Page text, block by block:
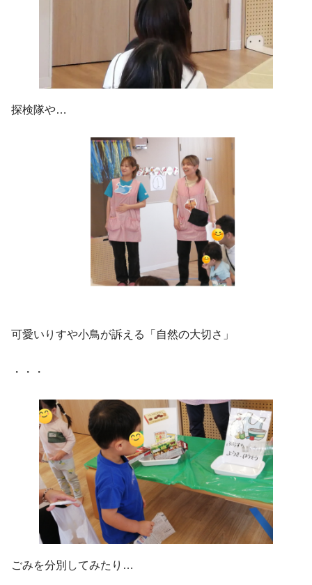
探検隊や…
可愛いりすや小鳥が訴える「自然の大切さ」
・・・
ごみを分別してみたり…